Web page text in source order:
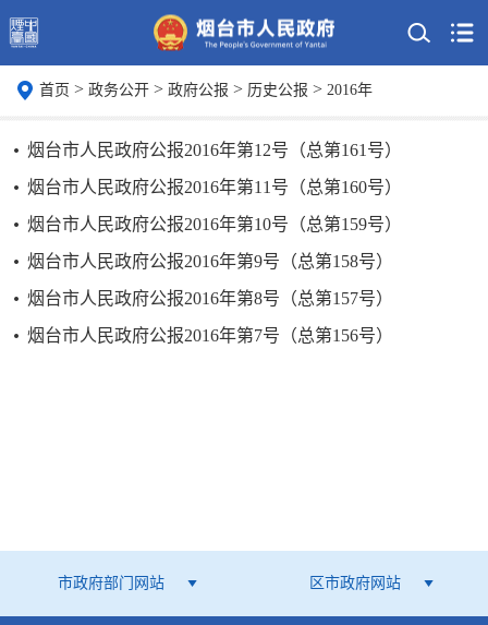
首页 > 政务公开 > 政府公报 > 历史公报 > 2016年
烟台市人民政府公报2016年第12号（总第161号）
烟台市人民政府公报2016年第11号（总第160号）
烟台市人民政府公报2016年第10号（总第159号）
烟台市人民政府公报2016年第9号（总第158号）
烟台市人民政府公报2016年第8号（总第157号）
烟台市人民政府公报2016年第7号（总第156号）
市政府部门网站 区市政府网站